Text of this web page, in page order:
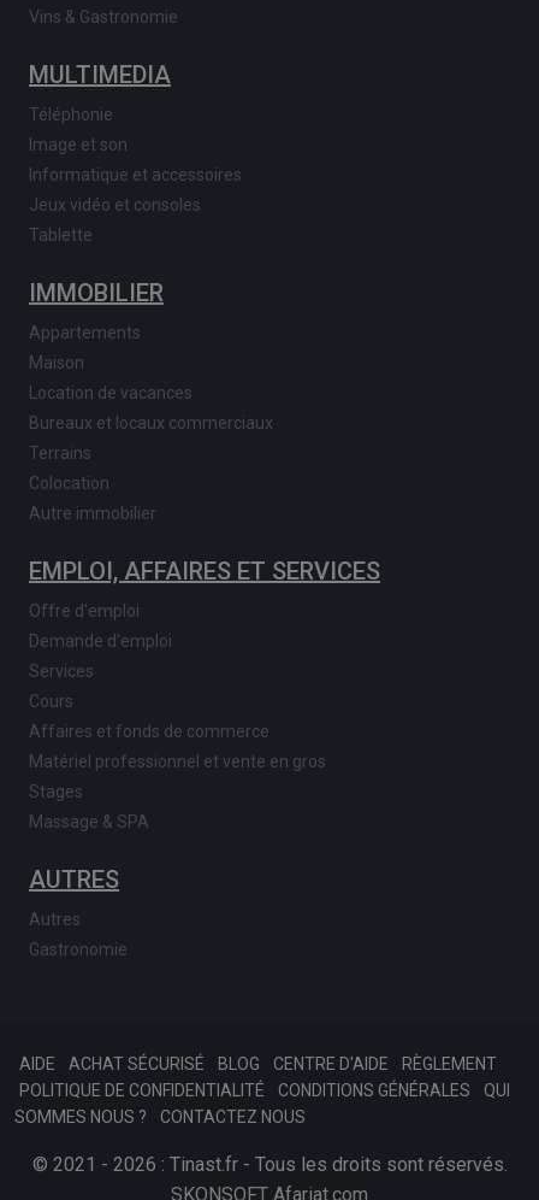
Vins & Gastronomie
MULTIMEDIA
Téléphonie
Image et son
Informatique et accessoires
Jeux vidéo et consoles
Tablette
IMMOBILIER
Appartements
Maison
Location de vacances
Bureaux et locaux commerciaux
Terrains
Colocation
Autre immobilier
EMPLOI, AFFAIRES ET SERVICES
Offre d'emploi
Demande d'emploi
Services
Cours
Affaires et fonds de commerce
Matériel professionnel et vente en gros
Stages
Massage & SPA
AUTRES
Autres
Gastronomie
AIDE ACHAT SÉCURISÉ BLOG CENTRE D'AIDE
RÈGLEMENT
POLITIQUE DE CONFIDENTIALITÉ
CONDITIONS GÉNÉRALES
QUI
SOMMES NOUS ?
CONTACTEZ NOUS
© 2021 - 2026 : Tinast.fr - Tous les droits sont réservés.
SKONSOFT Afariat.com